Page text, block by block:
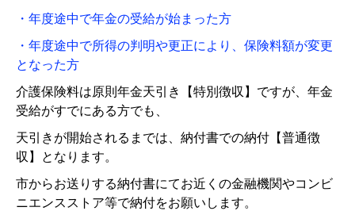
・年度途中で年金の受給が始まった方
・年度途中で所得の判明や更正により、保険料額が変更
となった方
介護保険料は原則年金天引き【特別徴収】ですが、年金
受給がすでにある方でも、
天引きが開始されるまでは、納付書での納付【普通徴
収】となります。
市からお送りする納付書にてお近くの金融機関やコンビ
ニエンスストア等で納付をお願いします。